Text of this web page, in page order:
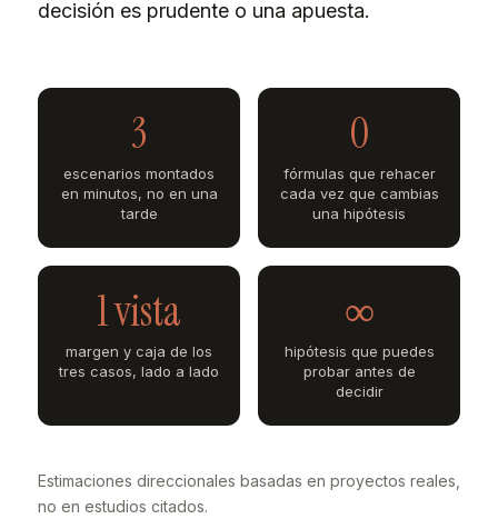
decisión es prudente o una apuesta.
3
escenarios montados
en minutos, no en una
tarde
0
fórmulas que rehacer
cada vez que cambias
una hipótesis
1 vista
margen y caja de los
tres casos, lado a lado
∞
hipótesis que puedes
probar antes de
decidir
Estimaciones direccionales basadas en proyectos reales,
no en estudios citados.